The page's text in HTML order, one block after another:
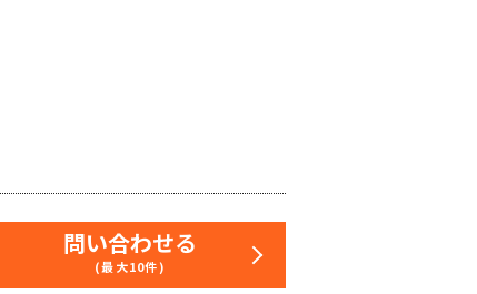
問い合わせる
(最大10件)